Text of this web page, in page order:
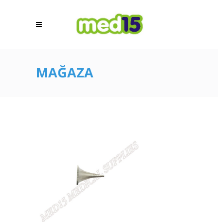
MAĞAZA